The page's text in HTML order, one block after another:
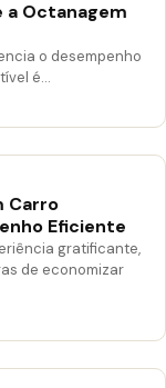
a Octanagem
o desempenho
é…
Carro
Eficiente
gratificante,
de economizar